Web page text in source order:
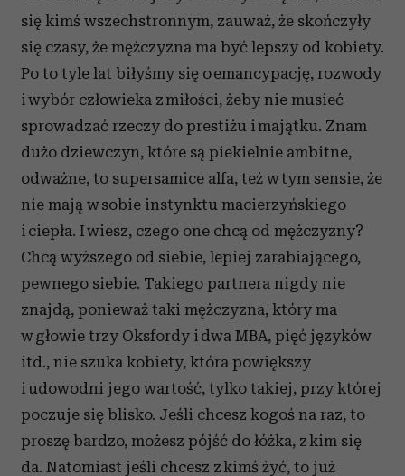
się kimś wszechstronnym, zauważ, że skończyły
się czasy, że mężczyzna ma być lepszy od kobiety.
Po to tyle lat biłyśmy się o emancypację, rozwody
i wybór człowieka z miłości, żeby nie musieć
sprowadzać rzeczy do prestiżu i majątku. Znam
dużo dziewczyn, które są piekielnie ambitne,
odważne, to supersamice alfa, też w tym sensie, że
nie mają w sobie instynktu macierzyńskiego
i ciepła. I wiesz, czego one chcą od mężczyzny?
Chcą wyższego od siebie, lepiej zarabiającego,
pewnego siebie. Takiego partnera nigdy nie
znajdą, ponieważ taki mężczyzna, który ma
w głowie trzy Oksfordy i dwa MBA, pięć języków
itd., nie szuka kobiety, która powiększy
i udowodni jego wartość, tylko takiej, przy której
poczuje się blisko. Jeśli chcesz kogoś na raz, to
proszę bardzo, możesz pójść do łóżka, z kim się
da. Natomiast jeśli chcesz z kimś żyć, to już